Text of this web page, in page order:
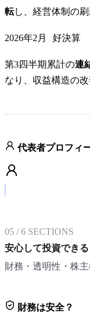
転し、経営体制の刷
2026年2月 好決算
第3四半期累計の連
なり、収益構造の改
代表者プロフィ
05 /6 SECTIONS
安心して投資できる
財務・透明性・株
財務は安全？